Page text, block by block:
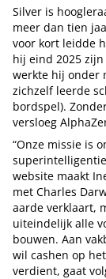
Silver is
meer dan tien
voor kort leidde
hij eind 2025
werkte hij onder
zichzelf leerde
bordspel).
versloeg
“Onze missie is
website maakt
met Charles
aarde verklaart,
uiteindelijk alle
bouwen. Aan
wil cashen op
verdient, gaat